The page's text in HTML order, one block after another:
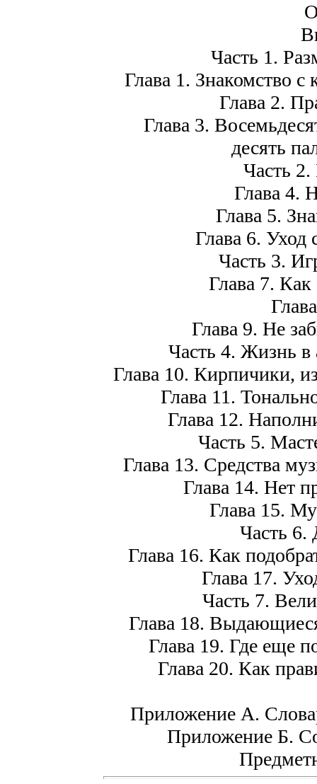
Часть 1.
Глава 1. Знакомство
Глава 2.
Глава 3.
десять
Часть 2.
Глава 4.
Глава 5.
Глава 6. Уход
Часть 3.
Глава 7.
Глава 9. Не
Часть 4. Жизнь в
Глава 10. Кирпичики,
Глава 11.
Глава 12.
Часть 5.
Глава 13. Средства
Глава 14. Нет
Глава 15.
Часть 6.
Глава 16. Как
Глава 17.
Часть 7.
Глава 18.
Глава 19. Где еще
Глава 20. Как
Приложение А.
Приложение Б.